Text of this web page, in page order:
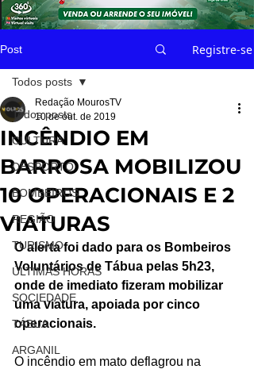
Post Registre-se
Todos posts
CULTURA
DESPORTO
BOMBEIROS
REGIÃO
TURISMO
ÚLTIMAS HORAS
SOCIEDADE
TÁBUA
ARGANIL
Todos posts
INCÊNDIO EM
BARROSA MOBILIZOU
10 OPERACIONAIS E 2
VIATURAS
Redação MourosTV
10 de out. de 2019
O alerta foi dado para os Bombeiros
Voluntários de Tábua pelas 5h23,
onde de imediato fizeram mobilizar
uma viatura, apoiada por cinco
operacionais.
O incêndio em mato deflagrou na